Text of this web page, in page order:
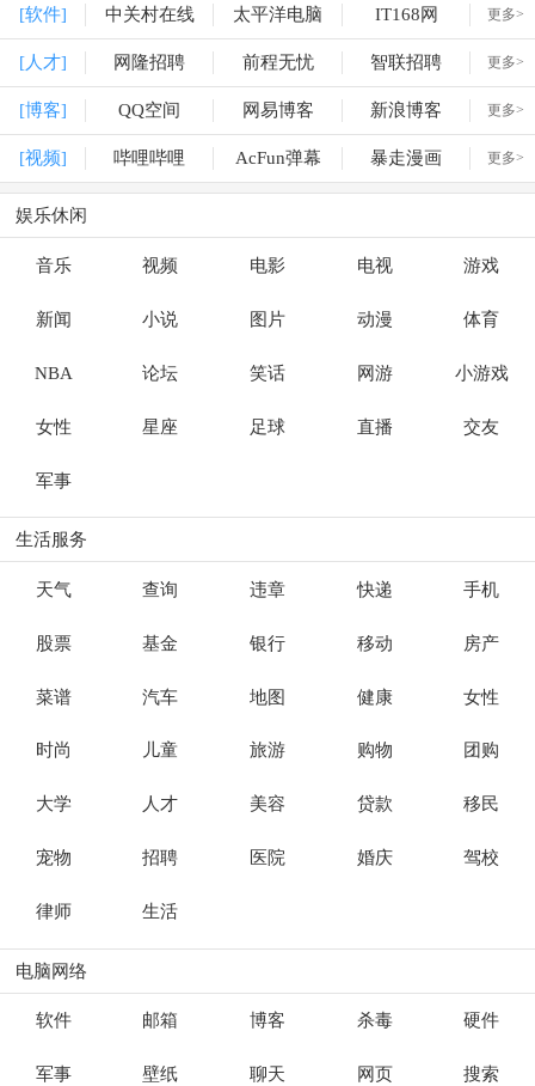
[软件] 中关村在线 太平洋电脑 IT168网 更多>
[人才] 网隆招聘 前程无忧 智联招聘 更多>
[博客] QQ空间 网易博客 新浪博客 更多>
[视频] 哔哩哔哩 AcFun弹幕 暴走漫画 更多>
娱乐休闲
音乐 视频 电影 电视 游戏
新闻 小说 图片 动漫 体育
NBA 论坛 笑话 网游 小游戏
女性 星座 足球 直播 交友
军事
生活服务
天气 查询 违章 快递 手机
股票 基金 银行 移动 房产
菜谱 汽车 地图 健康 女性
时尚 儿童 旅游 购物 团购
大学 人才 美容 贷款 移民
宠物 招聘 医院 婚庆 驾校
律师 生活
电脑网络
软件 邮箱 博客 杀毒 硬件
军事 壁纸 聊天 网页 搜索